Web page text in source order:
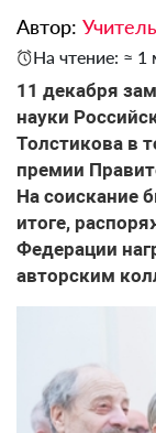
Автор:
На чтение: ≈ 1
11 декабря
науки
Толстикова в
премии
На соискание
итоге,
Федерации
авторским